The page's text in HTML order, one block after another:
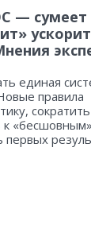
— сумеет
единая
правила
к «бесшовным»